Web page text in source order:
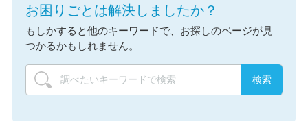
お困りごとは解決しましたか？
もしかすると他のキーワードで、お探しのページが見
つかるかもしれません。